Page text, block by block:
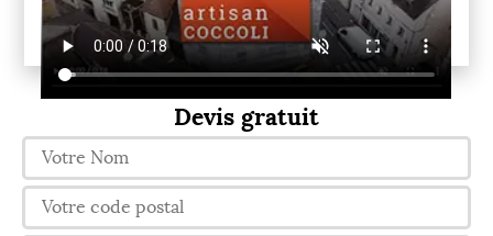
Devis gratuit